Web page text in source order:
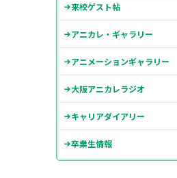
来校ゲスト帖
アニカレ・ギャラリー
アニメーションギャラリー
大阪アニカレラジオ
キャリアダイアリー
卒業生情報